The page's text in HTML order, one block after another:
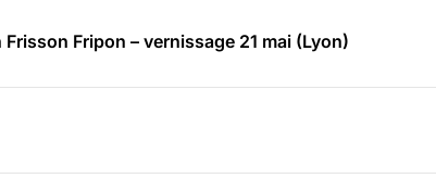
Fripon – vernissage 21 mai (Lyon)
Festival – Samedi 18 juillet (Vaulx-en-Velin)